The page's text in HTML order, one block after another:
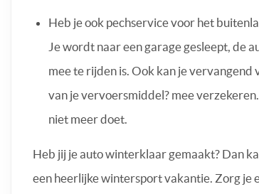
Heb je ook pechservice voor het
Je wordt naar een garage gesleept, de
mee te rijden is. Ook kan je
van je vervoersmiddel? mee
niet meer doet.
Heb jij je auto winterklaar gemaakt? Dan
een heerlijke wintersport vakantie. Zorg je